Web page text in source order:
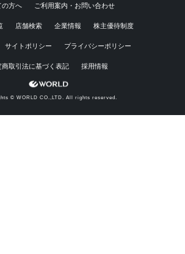
の方へ ご利用案内・お問い合わせ
店舗検索 企業情報 株主優待制度
サイトポリシー プライバシーポリシー
商取引法に基づく表記 採用情報
© WORLD CO.,LTD. All rights reserved.